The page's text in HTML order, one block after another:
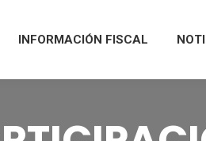
INFORMACIÓN FISCAL